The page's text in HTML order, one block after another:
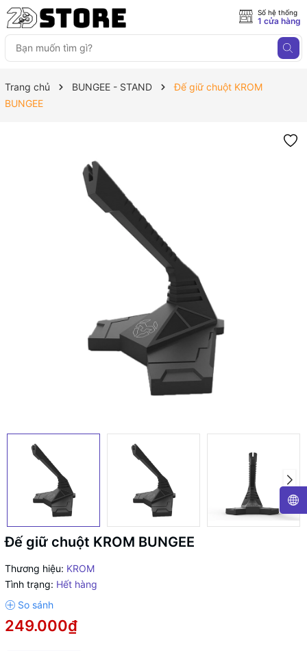
Số hệ thống
1 cửa hàng
Trang chủ BUNGEE - STAND
Đế giữ chuột KROM
BUNGEE
Đế giữ chuột KROM BUNGEE
Thương hiệu: KROM
Tình trạng: Hết hàng
249.000₫